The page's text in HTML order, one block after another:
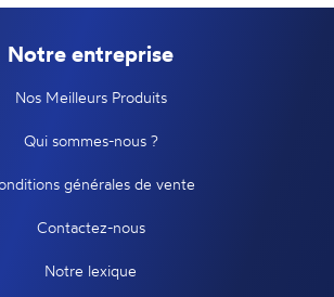
Notre entreprise
Nos Meilleurs Produits
Qui sommes-nous ?
générales de vente
Contactez-nous
Notre lexique